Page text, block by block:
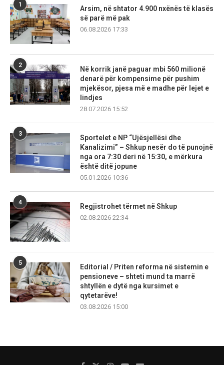
1
Arsim, në shtator 4.900 nxënës të klasës
së parë më pak
06.08.2026 17:33
2
Në korrik janë paguar mbi 560 milionë
denarë për kompensime për pushim
mjekësor, pjesa më e madhe për lejet e
lindjes
28.07.2026 15:52
3
Sportelet e NP “Ujësjellësi dhe
Kanalizimi” – Shkup nesër do të punojnë
nga ora 7:30 deri në 15:30, e mërkura
është ditë jopune
05.01.2026 10:36
4
Regjistrohet tërmet në Shkup
02.08.2026 22:34
5
Editorial / Priten reforma në sistemin e
pensioneve – shteti mund ta marrë
shtyllën e dytë nga kursimet e
qytetarëve!
03.08.2026 15:00